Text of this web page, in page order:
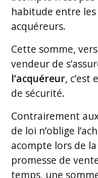
habitude entre
acquéreurs.
Cette somme,
vendeur de
l’acquéreur, c’est
de sécurité.
Contrairement
de loi n’oblige
acompte lors de
promesse de
temps, une